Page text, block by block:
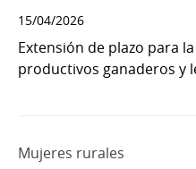
15/04/2026
Extensión de plazo para
productivos ganaderos y
Mujeres rurales